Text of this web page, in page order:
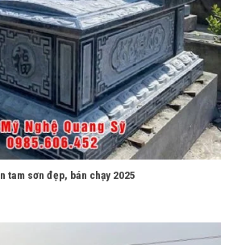
tam sơn đẹp, bán chạy 2025